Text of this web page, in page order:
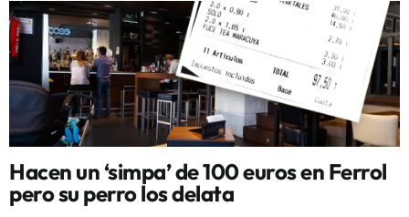
Hacen un ‘simpa’ de 100 euros en Ferrol
pero su perro los delata